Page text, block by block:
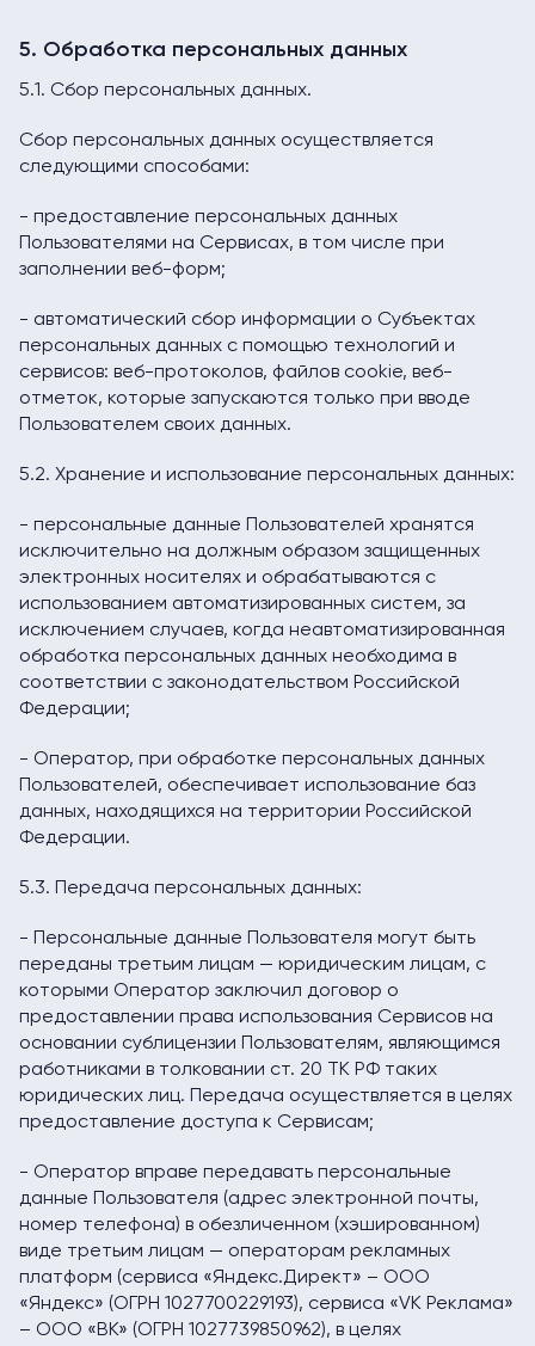
5. Обработка персональных данных
5.1. Сбор персональных данных.
Сбор персональных данных осуществляется
следующими способами:
- предоставление персональных данных
Пользователями на Сервисах, в том числе при
заполнении веб-форм;
- автоматический сбор информации о Субъектах
персональных данных с помощью технологий и
сервисов: веб-протоколов, файлов cookie, веб-
отметок, которые запускаются только при вводе
Пользователем своих данных.
5.2. Хранение и использование персональных данных:
- персональные данные Пользователей хранятся
исключительно на должным образом защищенных
электронных носителях и обрабатываются с
использованием автоматизированных систем, за
исключением случаев, когда неавтоматизированная
обработка персональных данных необходима в
соответствии с законодательством Российской
Федерации;
- Оператор, при обработке персональных данных
Пользователей, обеспечивает использование баз
данных, находящихся на территории Российской
Федерации.
5.3. Передача персональных данных:
- Персональные данные Пользователя могут быть
переданы третьим лицам — юридическим лицам, с
которыми Оператор заключил договор о
предоставлении права использования Сервисов на
основании сублицензии Пользователям, являющимся
работниками в толковании ст. 20 ТК РФ таких
юридических лиц. Передача осуществляется в целях
предоставление доступа к Сервисам;
- Оператор вправе передавать персональные
данные Пользователя (адрес электронной почты,
номер телефона) в обезличенном (хэшированном)
виде третьим лицам — операторам рекламных
платформ (сервиса «Яндекс.Директ» – ООО
«Яндекс» (ОГРН 1027700229193), сервиса «VK Реклама»
– ООО «ВК» (ОГРН 1027739850962), в целях